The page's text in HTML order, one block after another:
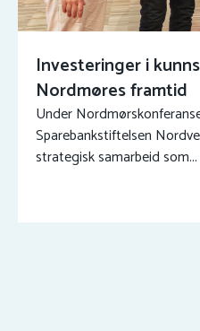
Investeringer i
Nordmøres framtid
Under
Sparebankstiftelsen
strategisk samarbeid som...